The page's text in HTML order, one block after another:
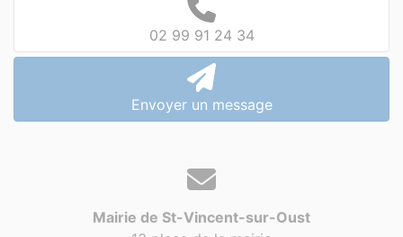
02 99 91 24 34
Envoyer un message
Mairie de St-Vincent-sur-Oust